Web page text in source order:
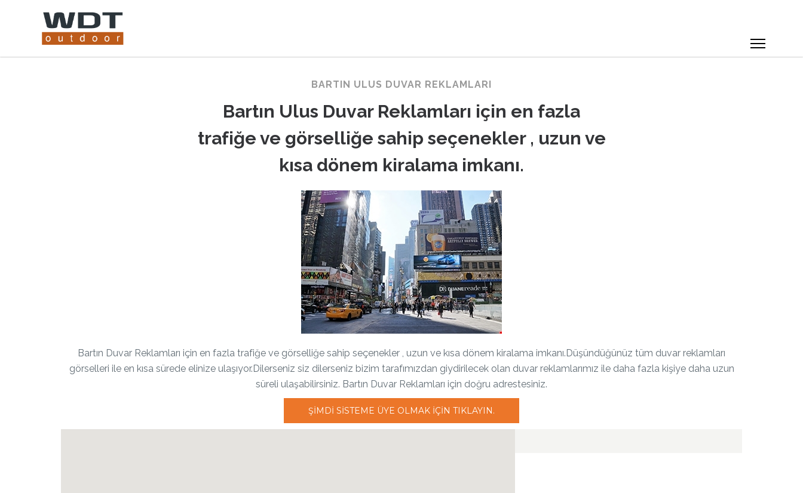
BARTIN ULUS DUVAR REKLAMLARI
Bartın Ulus Duvar Reklamları için en fazla
trafiğe ve görselliğe sahip seçenekler , uzun ve
kısa dönem kiralama imkanı.
Bartın Duvar Reklamları için en fazla trafiğe ve görselliğe sahip seçenekler , uzun ve kısa dönem kiralama imkanı.Düşündüğünüz tüm duvar reklamları
görselleri ile en kısa sürede elinize ulaşıyor.Dilerseniz siz dilerseniz bizim tarafımızdan giydirilecek olan duvar reklamlarımız ile daha fazla kişiye daha uzun
süreli ulaşabilirsiniz. Bartın Duvar Reklamları için doğru adrestesiniz.
ŞIMDI SISTEME ÜYE OLMAK IÇIN TIKLAYIN.